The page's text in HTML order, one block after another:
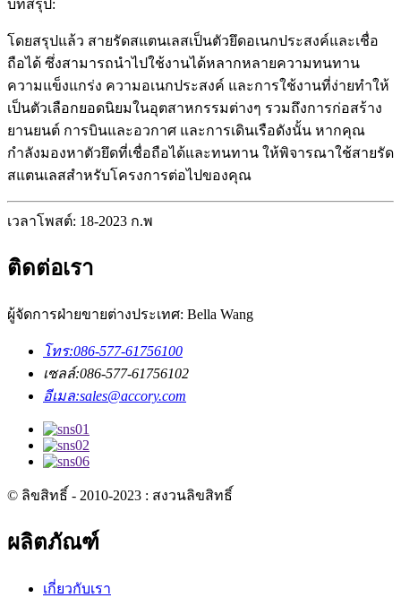
บทสรุป:
โดยสรุปแล้ว สายรัดสแตนเลสเป็นตัวยึดอเนกประสงค์และเชื่อ
ถือได้ ซึ่งสามารถนำไปใช้งานได้หลากหลายความทนทาน
ความแข็งแกร่ง ความอเนกประสงค์ และการใช้งานที่ง่ายทำให้
เป็นตัวเลือกยอดนิยมในอุตสาหกรรมต่างๆ รวมถึงการก่อสร้าง
ยานยนต์ การบินและอวกาศ และการเดินเรือดังนั้น หากคุณ
กำลังมองหาตัวยึดที่เชื่อถือได้และทนทาน ให้พิจารณาใช้สายรัด
สแตนเลสสำหรับโครงการต่อไปของคุณ
เวลาโพสต์: 18-2023 ก.พ
ติดต่อเรา
ผู้จัดการฝ่ายขายต่างประเทศ: Bella Wang
โทร:086-577-61756100
เซลล์:086-577-61756102
อีเมล:sales@accory.com
© ลิขสิทธิ์ - 2010-2023 : สงวนลิขสิทธิ์
ผลิตภัณฑ์
เกี่ยวกับเรา